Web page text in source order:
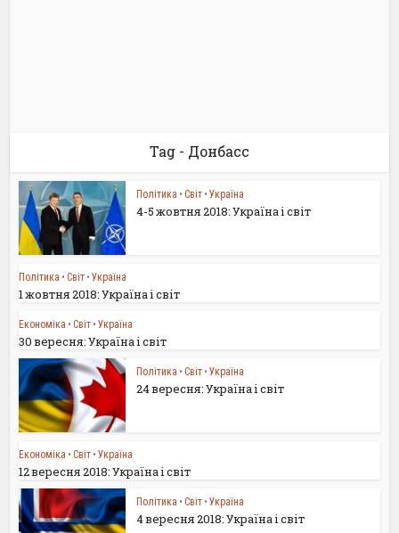
Tag - Донбасс
Політика • Світ • Україна
4-5 жовтня 2018: Україна і світ
Політика • Світ • Україна
1 жовтня 2018: Україна і світ
Економіка • Світ • Україна
30 вересня: Україна і світ
Політика • Світ • Україна
24 вересня: Україна і світ
Економіка • Світ • Україна
12 вересня 2018: Україна і світ
Політика • Світ • Україна
4 вересня 2018: Україна і світ